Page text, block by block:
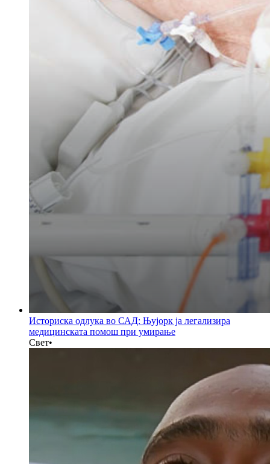
Историска одлука во САД: Њујорк ја легализира
медицинската помош при умирање
Свет•